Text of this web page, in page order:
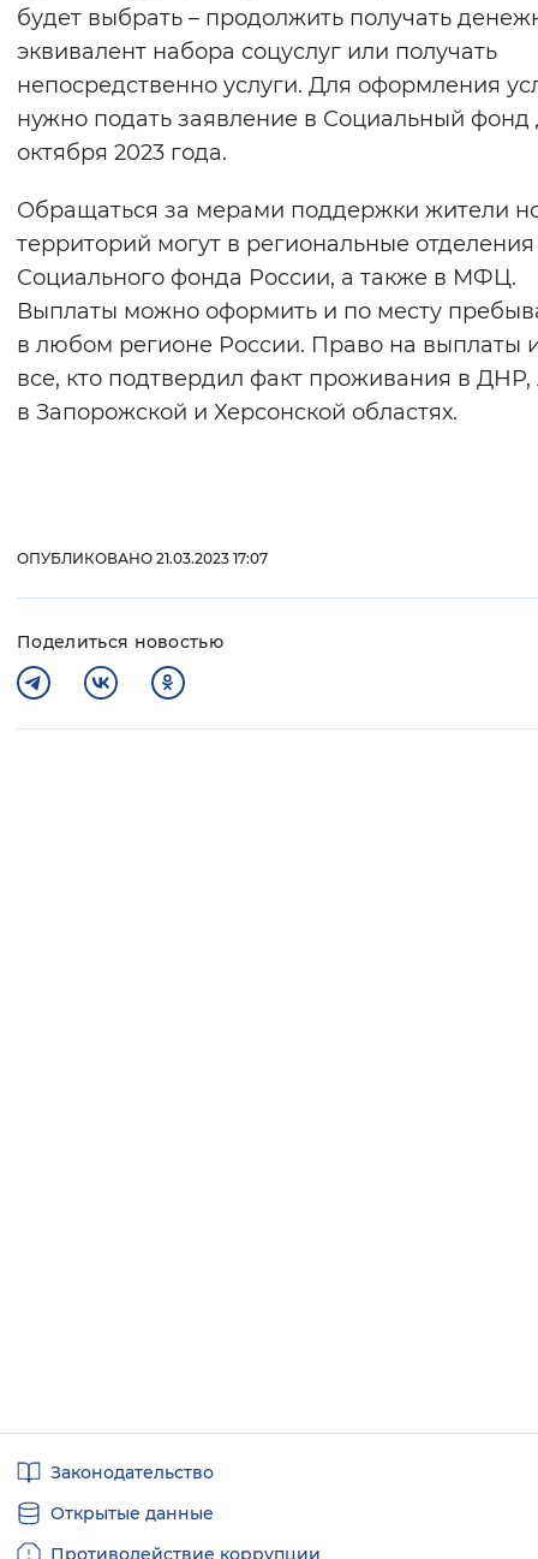
будет выбрать – продолжить получать
эквивалент набора соцуслуг или получать
непосредственно услуги. Для оформления
нужно подать заявление в Социальный фонд
октября 2023 года.
Обращаться за мерами поддержки жители
территорий могут в региональные отделения
Социального фонда России, а также в МФЦ.
Выплаты можно оформить и по месту
в любом регионе России. Право на выплаты
все, кто подтвердил факт проживания в
в Запорожской и Херсонской областях.
ОПУБЛИКОВАНО 21.03.2023 17:07
Поделиться новостью
ссылкиЗаконодательство
Открытые данные
Противодействие коррупции